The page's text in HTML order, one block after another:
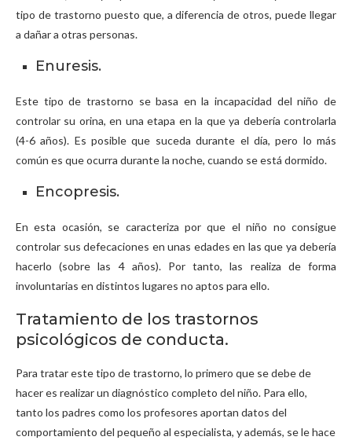
tipo de trastorno puesto que, a diferencia de otros, puede llegar
a dañar a otras personas.
Enuresis.
Este tipo de trastorno se basa en la incapacidad del niño de
controlar su orina, en una etapa en la que ya debería controlarla
(4-6 años). Es posible que suceda durante el día, pero lo más
común es que ocurra durante la noche, cuando se está dormido.
Encopresis.
En esta ocasión, se caracteriza por que el niño no consigue
controlar sus defecaciones en unas edades en las que ya debería
hacerlo (sobre las 4 años). Por tanto, las realiza de forma
involuntarias en distintos lugares no aptos para ello.
Tratamiento de los trastornos
psicológicos de conducta.
Para tratar este tipo de trastorno, lo primero que se debe de
hacer es realizar un diagnóstico completo del niño. Para ello,
tanto los padres como los profesores aportan datos del
comportamiento del pequeño al especialista, y además, se le hace